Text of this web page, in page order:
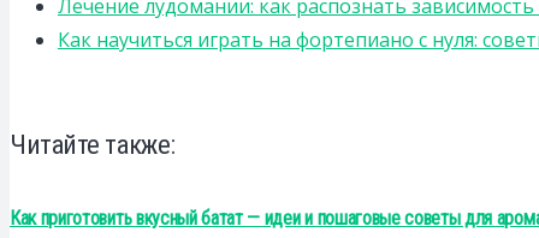
Лечение лудомании: как распознать
Как научиться играть на фортепиано с нуля:
Читайте также:
Как приготовить вкусный батат — идеи и пошаговые советы для